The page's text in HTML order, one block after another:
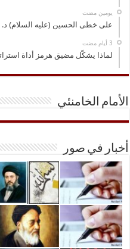
‏يومين مضت
على خطى الحسين (عليه السلام)
لماذا يشكّل مضيق هرمز أداة
الأمام الخامنئي
أخبار في صور